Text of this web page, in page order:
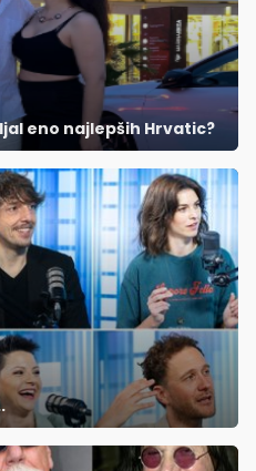
eno najlepših Hrvatic?